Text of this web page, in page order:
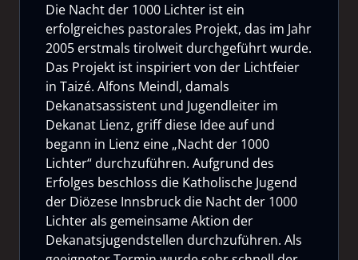
Die Nacht der 1000 Lichter ist ein
erfolgreiches pastorales Projekt, das im Jahr
2005 erstmals tirolweit durchgeführt wurde.
Das Projekt ist inspiriert von der Lichtfeier
in Taizé. Alfons Meindl, damals
Dekanatsassistent und Jugendleiter im
Dekanat Lienz, griff diese Idee auf und
begann in Lienz eine „Nacht der 1000
Lichter“ durchzuführen. Aufgrund des
Erfolges beschloss die Katholische Jugend
der Diözese Innsbruck die Nacht der 1000
Lichter als gemeinsame Aktion der
Dekanatsjugendstellen durchzuführen. Als